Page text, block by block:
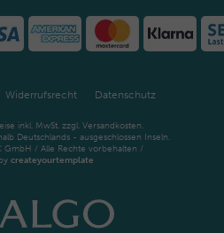
Widerrufsrecht Datenschutz
inkl. MwSt. zzgl. Versandkosten.
Deutschlands - ausgeschlossen Inseln.
GmbH / Alle Rechte vorbehalten /
createyourtemplate